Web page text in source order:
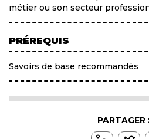
métier ou son secteur
PRÉREQUIS
Savoirs de base recommandés
PARTAGER